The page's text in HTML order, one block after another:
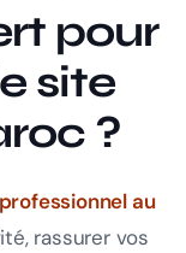
pour
site
?
au
rassurer vos